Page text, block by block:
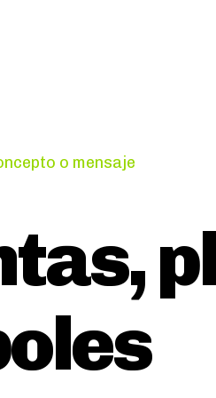
Categories
o mensaje